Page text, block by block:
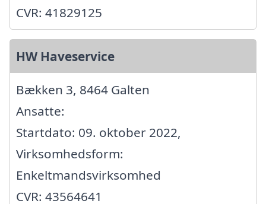
CVR: 41829125
HW Haveservice
Bækken 3, 8464 Galten
Ansatte:
Startdato: 09. oktober 2022,
Virksomhedsform:
Enkeltmandsvirksomhed
CVR: 43564641